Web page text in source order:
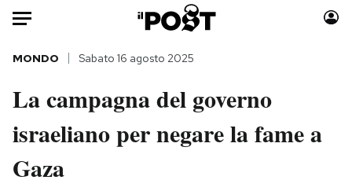
Auto
HOME
Italia
Politica
Moda
MONDO Sabato 16 agosto 2025
La campagna del governo
israeliano per negare la fame a
Gaza